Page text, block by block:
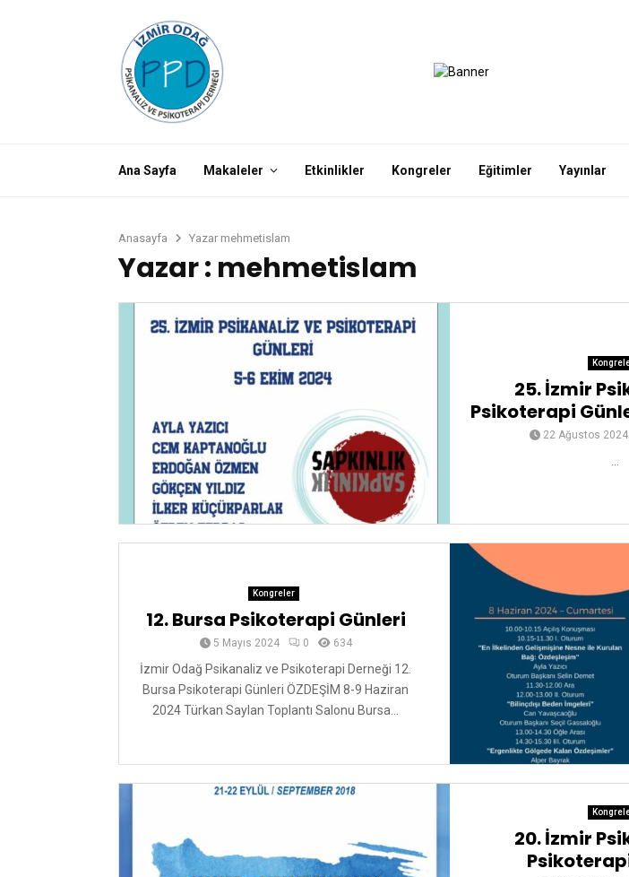
Ana Sayfa Makaleler Etkinlikler Kongreler Eğitimler Yayınlar
Anasayfa Yazar mehmetislam
Yazar : mehmetislam
25. İzmir
Psikoterapi
22 Ağustos 2024
Kongreler
12. Bursa Psikoterapi Günleri
5 Mayıs 2024 0 634
İzmir Odağ Psikanaliz ve Psikoterapi Derneği 12.
Bursa Psikoterapi Günleri ÖZDEŞİM 8-9 Haziran
2024 Türkan Saylan Toplantı Salonu Bursa...
20. İzmir